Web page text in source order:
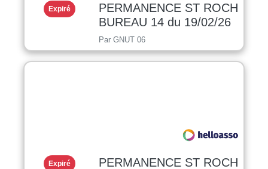
Expiré
PERMANENCE ST ROCH
BUREAU 14 du 19/02/26
Par GNUT 06
Expiré PERMANENCE ST ROCH